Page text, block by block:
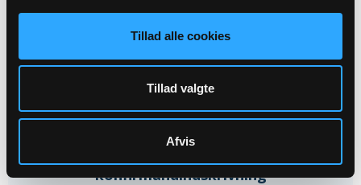
Tillad alle cookies
Tillad valgte
Afvis
Oktober 2026
04
OKT
konfirmandindskrivning